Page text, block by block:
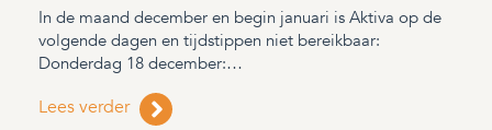
In de maand december en begin januari is Aktiva op de
volgende dagen en tijdstippen niet bereikbaar:
Donderdag 18 december:…
Lees verder